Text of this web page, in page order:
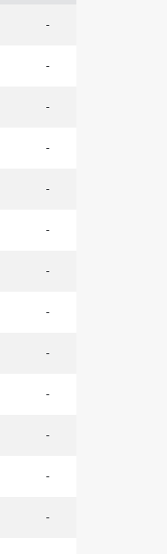
-
-
-
-
-
-
-
-
-
-
-
-
-